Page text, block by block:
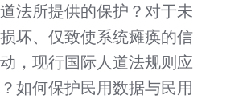
法所提供的保护？对于未
坏、仅致使系统瘫痪的信
，现行国际人道法规则应
如何保护民用数据与民用